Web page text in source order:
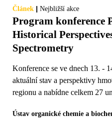
Článek | Nejbližší akce
Program konference
Historical
Spectrometry
Konference se ve dnech 13. - 14. 10. zaměří
aktuální stav a perspektivy
regionu a nabídne celkem 27
Ústav organické chemie a